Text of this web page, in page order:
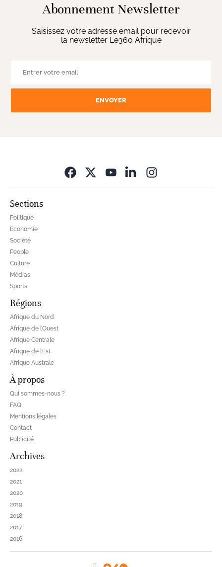
Abonnement Newsletter
Saisissez votre adresse email pour recevoir
la newsletter Le360 Afrique
ENVOYER
Sections
Politique
Economie
Société
People
Culture
Médias
Sports
Régions
Afrique du Nord
Afrique de l’Ouest
Afrique Centrale
Afrique de l’Est
Afrique Australe
À propos
Qui sommes-nous ?
FAQ
Mentions légales
Contact
Publicité
Archives
2022
2021
2020
2019
2018
2017
2016